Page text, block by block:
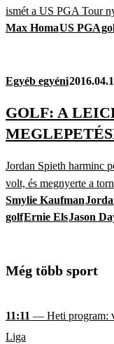
ismét a US PGA Tour
Max HomaUS PGA
Egyéb egyéni
GOLF: A
Jordan Spieth harminc
volt, és megnyerte a
Smylie Kaufman
golfErnie ElsJason
Még több sport
11:11 — Heti program:
Liga